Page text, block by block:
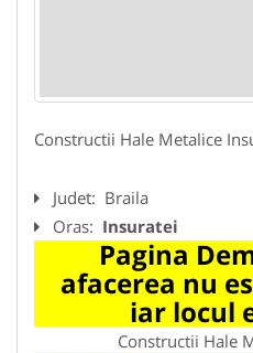
Constructii Hale Metalice
Judet: Braila
Oras: Insuratei
Pagina
afacerea nu
iar locul
Constructii Hale